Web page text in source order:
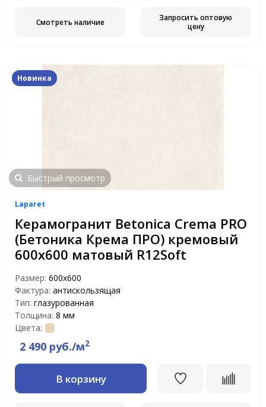
Смотреть наличие
Запросить оптовую
цену
Новинка
Быстрый просмотр
Laparet
Керамогранит Betonica Crema PRO
(Бетоника Крема ПРО) кремовый
600x600 матовый R12Soft
Размер: 600x600
Фактура: антискользящая
Тип: глазурованная
Толщина: 8 мм
Цвета:
2 490 руб./м2
В корзину